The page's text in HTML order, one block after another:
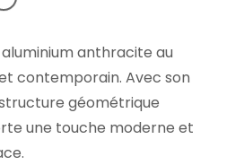
anthracite au
contemporain. Avec son
géométrique
une touche moderne et